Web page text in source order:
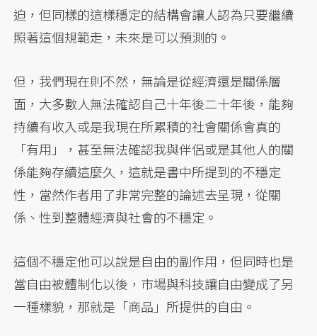
迫，但同樣的這樣穩定的結構會讓人認為只要繼續
照著這個規範走，未來是可以預測的。
但，我們現在則不然，無論是從經濟還是關係層
面，大多數人無法確認自己十年後二十年後，能夠
持續有收入或是我現在所累積的社會關係會真的
「有用」，甚至無法確認我與伴侶或是其他人的關
係能夠存續這麼久，這就是書中所提到的不穩定
性，當然作者用了非常完整的論述去呈現，從關
係、性到整體經濟與社會的不穩定。
這個不穩定他可以說是自由的副作用，但同時也是
當自由被體制化以後，市場與科技讓自由變成了另
一種樣貌，那就是「商品」所提供的自由。